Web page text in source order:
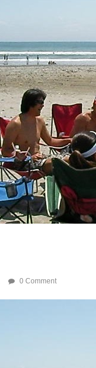
0 Comment